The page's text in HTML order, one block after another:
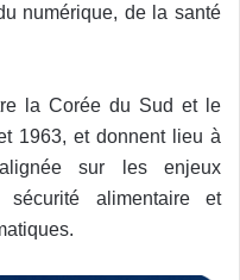
numérique, de la santé
la Corée du Sud et le
1963, et donnent lieu à
sur les enjeux
sécurité alimentaire et